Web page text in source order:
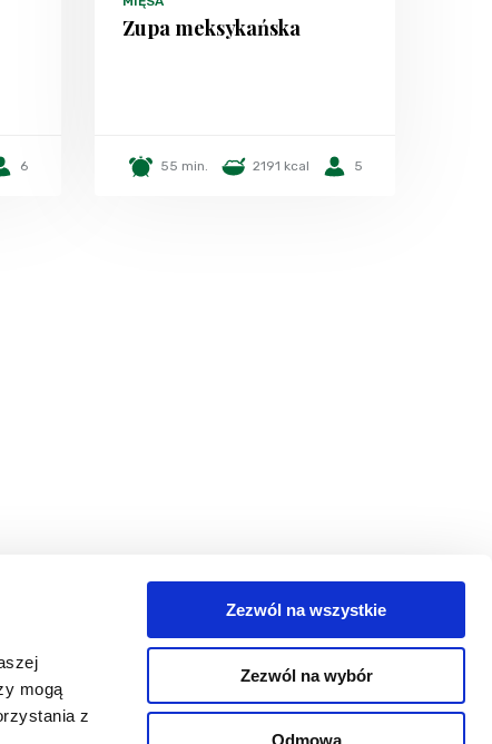
mogą
z
Zezwól na wszystkie
Zezwól na wybór
Odmowa
6
Zupa meksykańska
55 min. 2191 kcal 5
się